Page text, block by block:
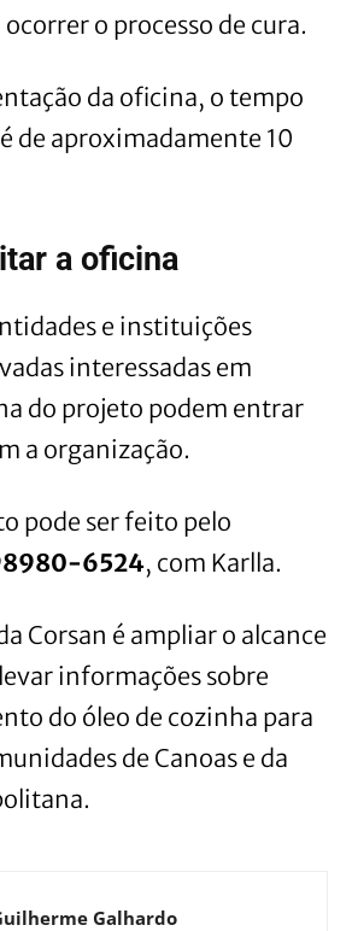
o processo de cura.
da oficina, o tempo
de aproximadamente 10
a oficina
e instituições
interessadas em
do projeto podem entrar
a organização.
pode ser feito pelo
6524, com Karlla.
Corsan é ampliar o alcance
informações sobre
do óleo de cozinha para
de Canoas e da
Galhardo